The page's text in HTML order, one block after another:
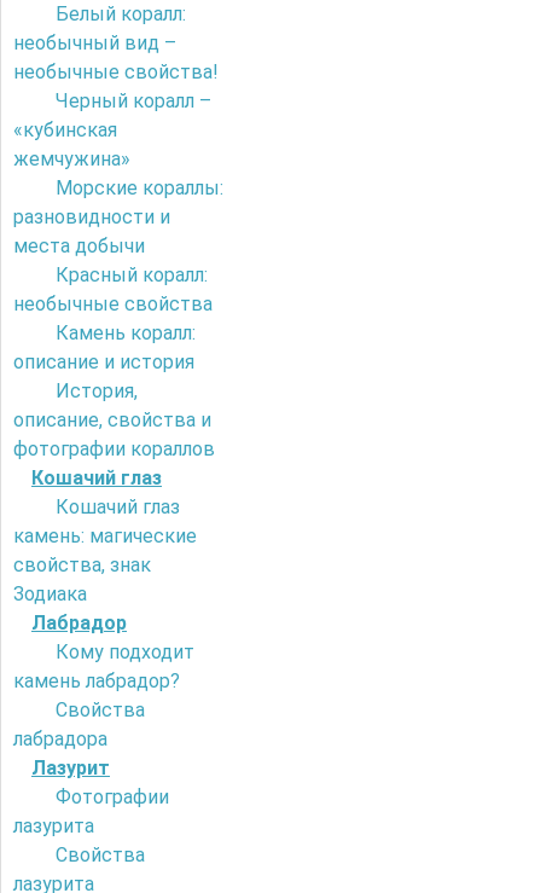
Белый коралл:
необычный вид –
необычные свойства!
Черный коралл –
«кубинская
жемчужина»
Морские кораллы:
разновидности и
места добычи
Красный коралл:
необычные свойства
Камень коралл:
описание и история
История,
описание, свойства и
фотографии кораллов
Кошачий глаз
Кошачий глаз
камень: магические
свойства, знак
Зодиака
Лабрадор
Кому подходит
камень лабрадор?
Свойства
лабрадора
Лазурит
Фотографии
лазурита
Свойства
лазурита